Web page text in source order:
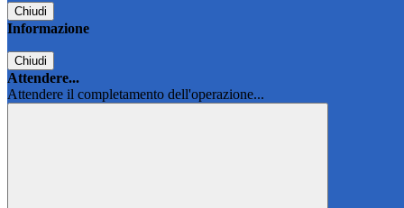
Chiudi
Informazione
Chiudi
Attendere...
Attendere il completamento dell'operazione...